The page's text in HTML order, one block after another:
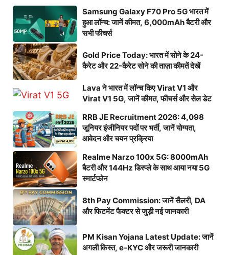
Samsung Galaxy F70 Pro 5G भारत में
हुआ लॉन्च: जानें कीमत, 6,000mAh बैटरी और
सभी फीचर्स
Gold Price Today: भारत में सोने के 24-
कैरेट और 22-कैरेट सोने की ताज़ा कीमतें देखें
Lava ने भारत में लॉन्च किए Virat V1 और
Virat V1 5G, जानें कीमत, फीचर्स और सेल डेट
RRB JE Recruitment 2026: 4,098
जूनियर इंजीनियर पदों पर भर्ती, जानें योग्यता,
आवेदन और चयन प्रक्रिया
Realme Narzo 100x 5G: 8000mAh
बैटरी और 144Hz डिस्प्ले के साथ आया नया 5G
स्मार्टफोन
8th Pay Commission: जानें सैलरी, DA
और फिटमेंट फैक्टर से जुड़ी नई जानकारी
PM Kisan Yojana Latest Update: जानें
अगली किस्त, e-KYC और जरूरी जानकारी